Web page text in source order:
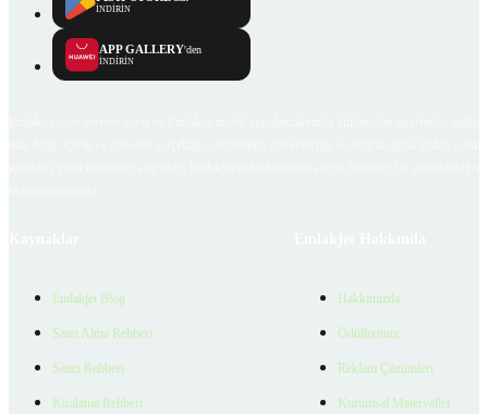
İNDİRİN
APP GALLERY'den
İNDİRİN
Emlakjet Blog
Satın Alma Rehberi
Satıcı Rehberi
Kiralama Rehberi
Hakkımızda
Ödüllerimiz
Reklam Çözümleri
Kurumsal Materyaller